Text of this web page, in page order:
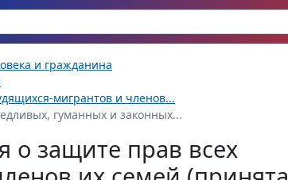
и гражданина
мигрантов и членов...
гуманных и законных...
о защите прав всех